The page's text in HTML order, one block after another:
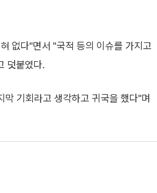
없다"면서 "국적 등의 이슈를 가지고
덧붙였다.
기회라고 생각하고 귀국을 했다"며